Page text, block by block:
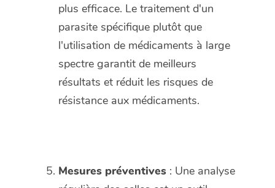
plus efficace. Le traitement d'un
parasite spécifique plutôt que
l'utilisation de médicaments à large
spectre garantit de meilleurs
résultats et réduit les risques de
résistance aux médicaments.
Mesures préventives : Une analyse